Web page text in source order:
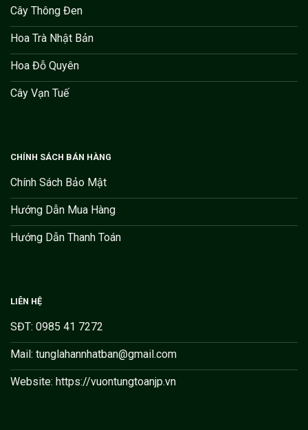
Cây Thông Đen
Hoa Trà Nhật Bản
Hoa Đỗ Quyên
Cây Vạn Tuế
CHÍNH SÁCH BÁN HÀNG
Chính Sách Bảo Mật
Hướng Dẫn Mua Hàng
Hướng Dẫn Thanh Toán
LIÊN HỆ
SĐT: 0985 41 7272
Mail: tunglahannhatban@gmail.com
Website: https://vuontungtoanjp.vn